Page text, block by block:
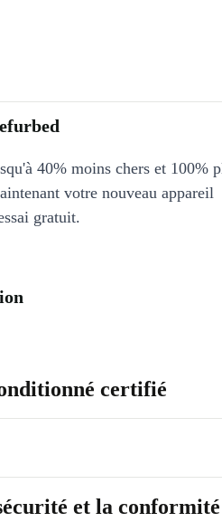
40% moins chers et 100%
votre nouveau appareil
gratuit.
certifié
et la